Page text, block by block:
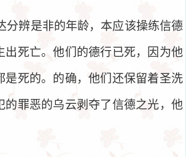
分辨是非的年龄，本应该操练信德
死亡。他们的德行已死，因为他
死的。的确，他们还保留着圣洗
罪恶的乌云剥夺了信德之光，他